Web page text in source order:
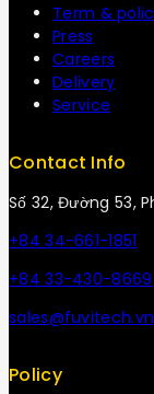
Term &
Press
Careers
Delivery
Service
Contact Info
Số 32, Đường 53,
+84 34-661-1851
+84 33-430-8669
sales@fuvitech.vn
Policy